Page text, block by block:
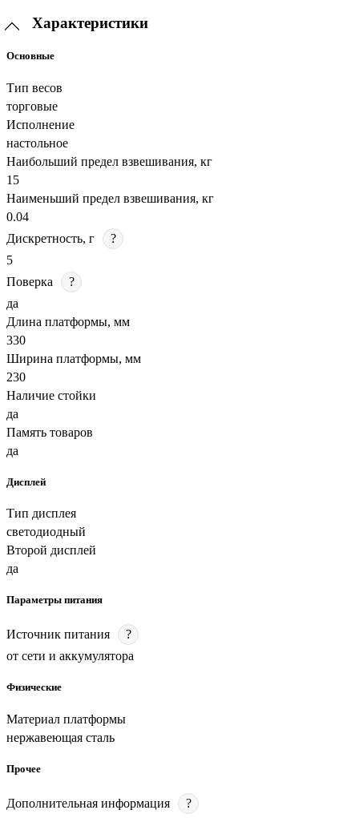
Характеристики
Основные
Тип весов
торговые
Исполнение
настольное
Наибольший предел взвешивания, кг
15
Наименьший предел взвешивания, кг
0.04
Дискретность, г
?
5
Поверка
?
да
Длина платформы, мм
330
Ширина платформы, мм
230
Наличие стойки
да
Память товаров
да
Дисплей
Тип дисплея
светодиодный
Второй дисплей
да
Параметры питания
Источник питания
?
от сети и аккумулятора
Физические
Материал платформы
нержавеющая сталь
Прочее
Дополнительная информация ?